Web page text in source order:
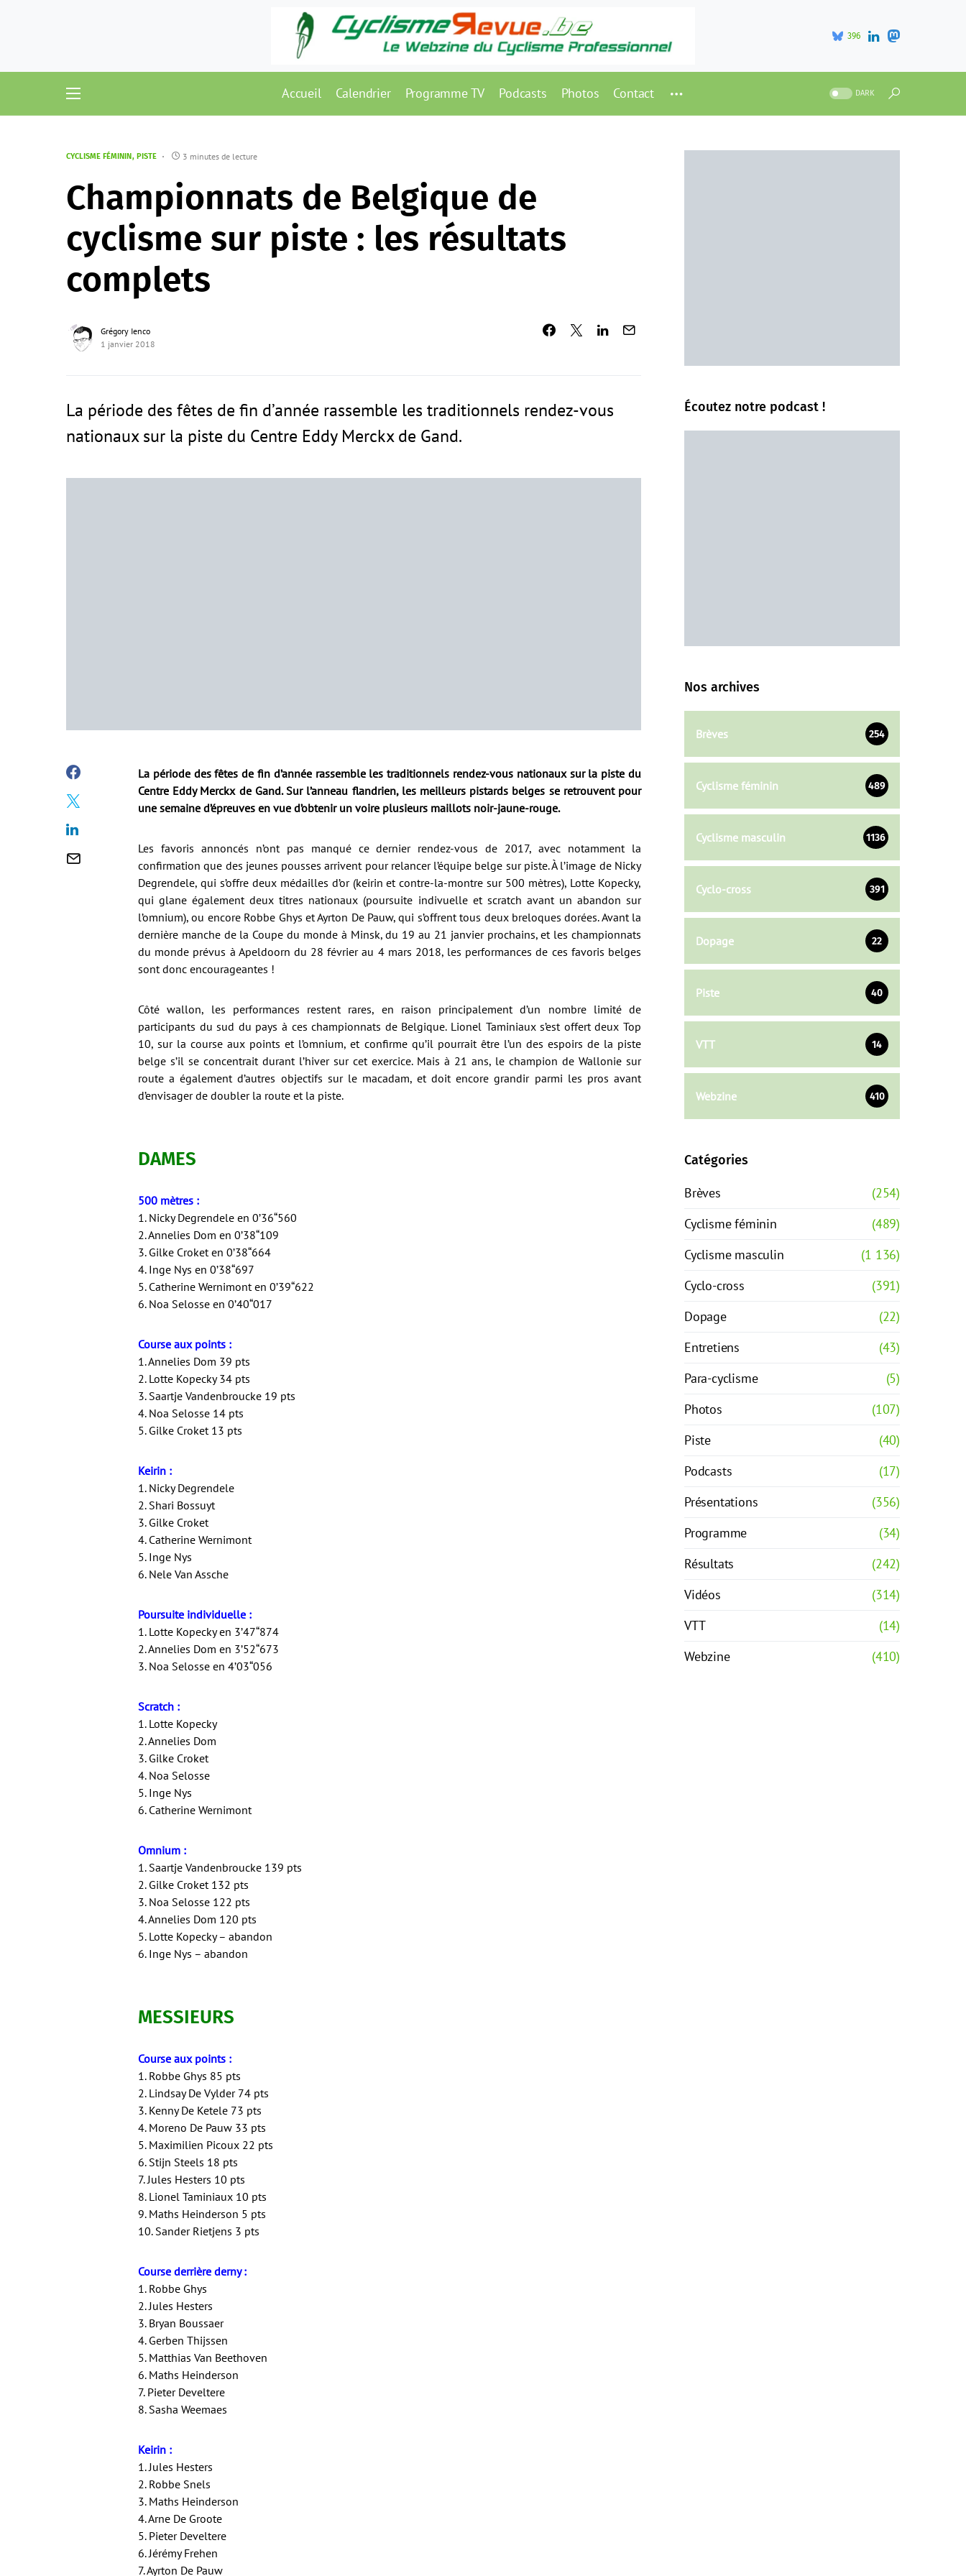
396
Accueil Calendrier Programme TV Podcasts Photos Contact DARK
CYCLISME FÉMININ PISTE 3 minutes de lecture
Championnats de Belgique de
cyclisme sur piste : les résultats
complets
Grégory Ienco
1 janvier 2018
La période des fêtes de fin d’année rassemble les traditionnels rendez-vous
nationaux sur la piste du Centre Eddy Merckx de Gand.
La période des fêtes de fin d’année rassemble les traditionnels rendez-vous nationaux sur la piste du
Centre Eddy Merckx de Gand. Sur l’anneau flandrien, les meilleurs pistards belges se retrouvent pour
une semaine d’épreuves en vue d’obtenir un voire plusieurs maillots noir-jaune-rouge.
Les favoris annoncés n’ont pas manqué ce dernier rendez-vous de 2017, avec notamment la
confirmation que des jeunes pousses arrivent pour relancer l’équipe belge sur piste. À l’image de Nicky
Degrendele, qui s’offre deux médailles d’or (keirin et contre-la-montre sur 500 mètres), Lotte Kopecky,
qui glane également deux titres nationaux (poursuite indivuelle et scratch avant un abandon sur
l’omnium), ou encore Robbe Ghys et Ayrton De Pauw, qui s’offrent tous deux breloques dorées. Avant la
dernière manche de la Coupe du monde à Minsk, du 19 au 21 janvier prochains, et les championnats
du monde prévus à Apeldoorn du 28 février au 4 mars 2018, les performances de ces favoris belges
sont donc encourageantes !
Côté wallon, les performances restent rares, en raison principalement d’un nombre limité de
participants du sud du pays à ces championnats de Belgique. Lionel Taminiaux s’est offert deux Top
10, sur la course aux points et l’omnium, et confirme qu’il pourrait être l’un des espoirs de la piste
belge s’il se concentrait durant l’hiver sur cet exercice. Mais à 21 ans, le champion de Wallonie sur
route a également d’autres objectifs sur le macadam, et doit encore grandir parmi les pros avant
d’envisager de doubler la route et la piste.
DAMES
500 mètres :
1. Nicky Degrendele en 0’36“560
2. Annelies Dom en 0’38“109
3. Gilke Croket en 0’38“664
4. Inge Nys en 0’38“697
5. Catherine Wernimont en 0’39“622
6. Noa Selosse en 0’40“017
Course aux points :
1. Annelies Dom 39 pts
2. Lotte Kopecky 34 pts
3. Saartje Vandenbroucke 19 pts
4. Noa Selosse 14 pts
5. Gilke Croket 13 pts
Keirin :
1. Nicky Degrendele
2. Shari Bossuyt
3. Gilke Croket
4. Catherine Wernimont
5. Inge Nys
6. Nele Van Assche
Poursuite individuelle :
1. Lotte Kopecky en 3’47“874
2. Annelies Dom en 3’52“673
3. Noa Selosse en 4’03“056
Scratch :
1. Lotte Kopecky
2. Annelies Dom
3. Gilke Croket
4. Noa Selosse
5. Inge Nys
6. Catherine Wernimont
Omnium :
1. Saartje Vandenbroucke 139 pts
2. Gilke Croket 132 pts
3. Noa Selosse 122 pts
4. Annelies Dom 120 pts
5. Lotte Kopecky – abandon
6. Inge Nys – abandon
MESSIEURS
Course aux points :
1. Robbe Ghys 85 pts
2. Lindsay De Vylder 74 pts
3. Kenny De Ketele 73 pts
4. Moreno De Pauw 33 pts
5. Maximilien Picoux 22 pts
6. Stijn Steels 18 pts
7. Jules Hesters 10 pts
8. Lionel Taminiaux 10 pts
9. Maths Heinderson 5 pts
10. Sander Rietjens 3 pts
Course derrière derny :
1. Robbe Ghys
2. Jules Hesters
3. Bryan Boussaer
4. Gerben Thijssen
5. Matthias Van Beethoven
6. Maths Heinderson
7. Pieter Develtere
8. Sasha Weemaes
Keirin :
1. Jules Hesters
2. Robbe Snels
3. Maths Heinderson
4. Arne De Groote
5. Pieter Develtere
6. Jérémy Frehen
7. Ayrton De Pauw
Écoutez notre podcast !
Nos archives
Brèves 254
Cyclisme féminin 489
Cyclisme masculin 1136
Cyclo-cross 391
Dopage 22
Piste 40
VTT 14
Webzine 410
Catégories
Brèves
(254)
Cyclisme féminin
(489)
Cyclisme masculin
(1 136)
Cyclo-cross
(391)
Dopage
(22)
Entretiens
(43)
Para-cyclisme
(5)
Photos
(107)
Piste
(40)
Podcasts
(17)
Présentations
(356)
Programme
(34)
Résultats
(242)
Vidéos
(314)
VTT
(14)
Webzine
(410)